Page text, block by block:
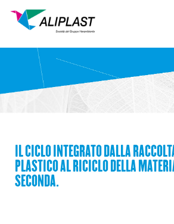
IL CICLO INTEGRATO DALLA
PLASTICO AL RICICLO DELLA
SECONDA.